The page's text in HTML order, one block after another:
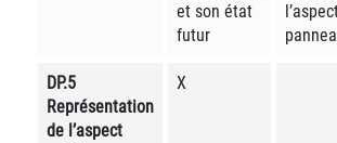
et son état
futur
DP.5
Représentation
de l’aspect
X